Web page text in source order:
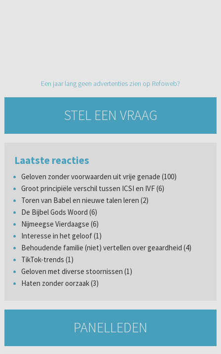
Een jaar lang geen advertenties zien op Refoweb?
STEL EEN VRAAG
Laatste reacties
Geloven zonder voorwaarden uit vrije genade (100)
Groot principiële verschil tussen ICSI en IVF (6)
Toren van Babel en nieuwe talen leren (2)
De Bijbel Gods Woord (6)
Nijmeegse Vierdaagse (6)
Interesse in het geloof (1)
Behoudende familie (niet) vertellen over geaardheid (4)
TikTok-trends (1)
Geloven met diverse stoornissen (1)
Haten zonder oorzaak (3)
PANELLEDEN